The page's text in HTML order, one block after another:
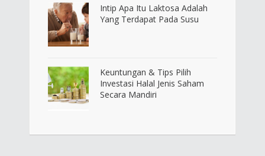
Intip Apa Itu Laktosa Adalah
Yang Terdapat Pada Susu
Keuntungan & Tips Pilih
Investasi Halal Jenis Saham
Secara Mandiri